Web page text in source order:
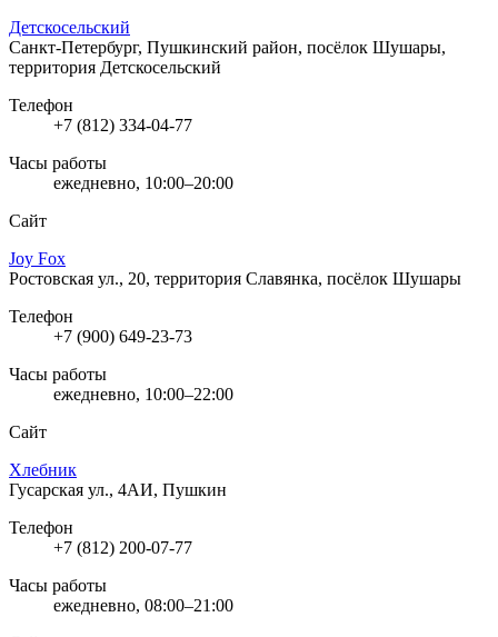
Детскосельский
Санкт-Петербург, Пушкинский район, посёлок Шушары,
территория Детскосельский
Телефон
+7 (812) 334-04-77
Часы работы
ежедневно, 10:00–20:00
Сайт
Joy Fox
Ростовская ул., 20, территория Славянка, посёлок Шушары
Телефон
+7 (900) 649-23-73
Часы работы
ежедневно, 10:00–22:00
Сайт
Хлебник
Гусарская ул., 4АИ, Пушкин
Телефон
+7 (812) 200-07-77
Часы работы
ежедневно, 08:00–21:00